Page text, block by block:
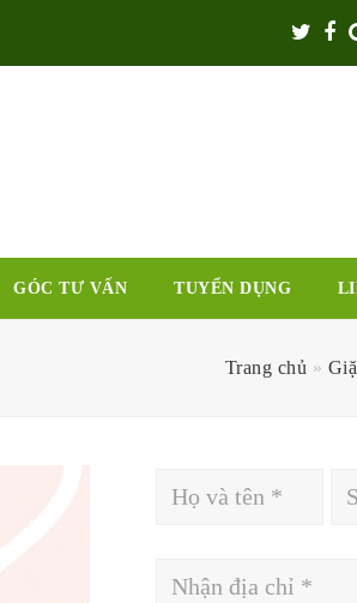
GÓC TƯ VẤN TUYỂN DỤNG
Trang chủ »